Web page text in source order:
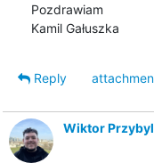
Pozdrawiam
Kamil Gałuszka
Reply
Wiktor